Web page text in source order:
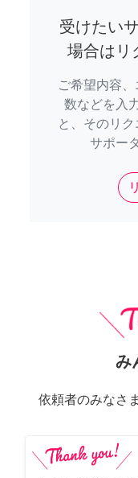
受けたい
場合はリ
ご希望内容
数などを入
と、そのリ
サポー
み
依頼者のみなさ